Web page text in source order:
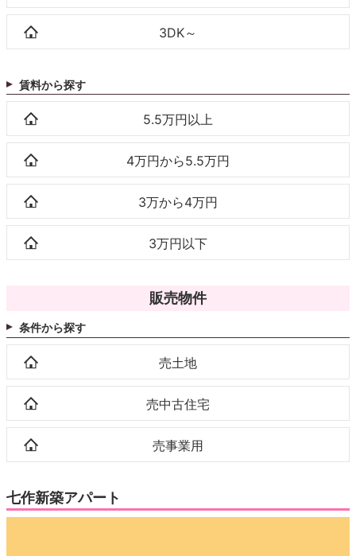
3DK～
賃料から探す
5.5万円以上
4万円から5.5万円
3万から4万円
3万円以下
販売物件
条件から探す
売土地
売中古住宅
売事業用
七作新築アパート